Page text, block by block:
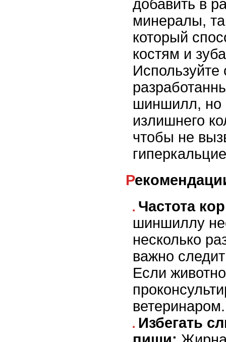
добавить в
минералы,
который
костям и
Используйте
шиншилл, но
излишнего
чтобы не
Частота
шиншиллу
несколько
важно
Если
ветеринаром.
Избегать